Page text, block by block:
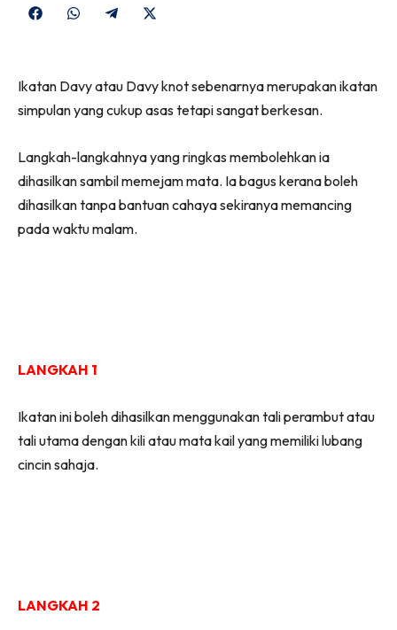
Share
Share
Share
(Twitter)
Ikatan Davy atau Davy knot sebenarnya merupakan ikatan
simpulan yang cukup asas tetapi sangat berkesan.
Langkah-langkahnya yang ringkas membolehkan ia
dihasilkan sambil memejam mata. Ia bagus kerana boleh
dihasilkan tanpa bantuan cahaya sekiranya memancing
pada waktu malam.
LANGKAH 1
Ikatan ini boleh dihasilkan menggunakan tali perambut atau
tali utama dengan kili atau mata kail yang memiliki lubang
cincin sahaja.
LANGKAH 2